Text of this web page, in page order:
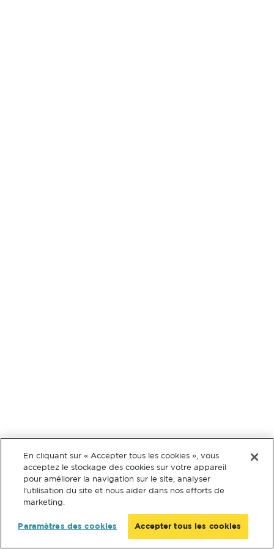
En cliquant sur « Accepter tous les cookies », vous
acceptez le stockage des cookies sur votre appareil
pour améliorer la navigation sur le site, analyser
l’utilisation du site et nous aider dans nos efforts de
marketing.
Paramètres des cookies Accepter tous les cookies